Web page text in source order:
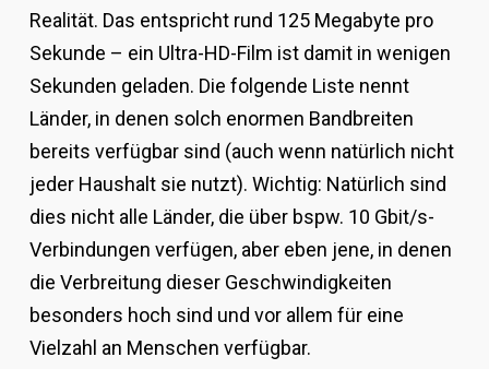
Realität. Das entspricht rund 125 Megabyte pro
Sekunde – ein Ultra-HD-Film ist damit in wenigen
Sekunden geladen. Die folgende Liste nennt
Länder, in denen solch enormen Bandbreiten
bereits verfügbar sind (auch wenn natürlich nicht
jeder Haushalt sie nutzt). Wichtig: Natürlich sind
dies nicht alle Länder, die über bspw. 10 Gbit/s-
Verbindungen verfügen, aber eben jene, in denen
die Verbreitung dieser Geschwindigkeiten
besonders hoch sind und vor allem für eine
Vielzahl an Menschen verfügbar.